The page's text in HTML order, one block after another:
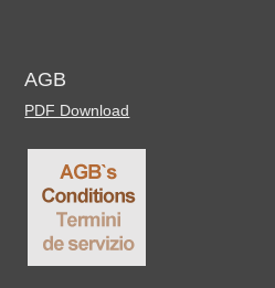
AGB
PDF Download